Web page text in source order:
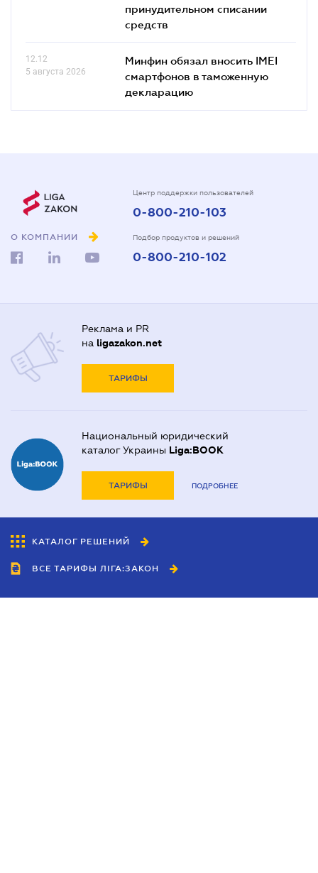
принудительном списании
средств
12.12
5 августа 2026
Минфин обязал вносить IMEI
смартфонов в таможенную
декларацию
О КОМПАНИИ
Центр поддержки пользователей
0-800-210-103
Подбор продуктов и решений
0-800-210-102
Реклама и PR
на ligazakon.net
ТАРИФЫ
Национальный юридический
каталог Украины Liga:BOOK
ТАРИФЫ ПОДРОБНЕЕ
КАТАЛОГ РЕШЕНИЙ
ВСЕ ТАРИФЫ ЛІГА:ЗАКОН